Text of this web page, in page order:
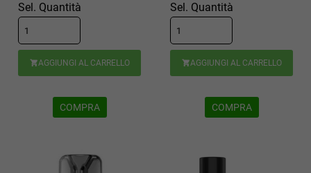
Sel. Quantità
AGGIUNGI AL CARRELLO
COMPRA
Sel. Quantità
AGGIUNGI AL CARRELLO
COMPRA